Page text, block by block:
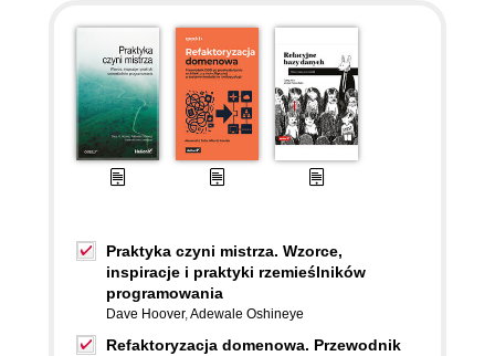
Praktyka czyni mistrza. Wzorce,
inspiracje i praktyki rzemieślników
programowania
Dave Hoover,Adewale Oshineye
Refaktoryzacja domenowa. Przewodnik